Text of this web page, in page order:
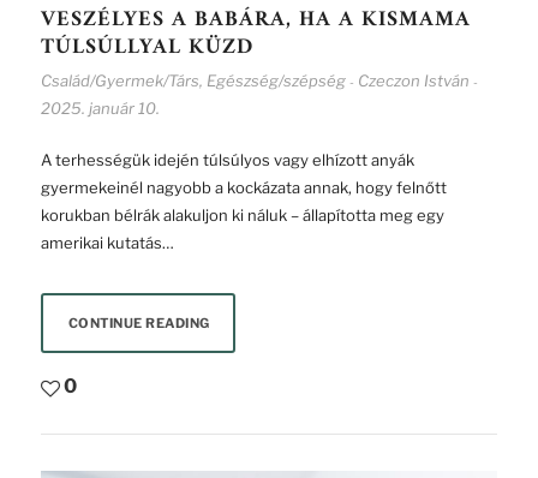
VESZÉLYES A BABÁRA, HA A KISMAMA
TÚLSÚLLYAL KÜZD
Család/Gyermek/Társ, Egészség/szépség - Czeczon István -
2025. január 10.
A terhességük idején túlsúlyos vagy elhízott anyák
gyermekeinél nagyobb a kockázata annak, hogy felnőtt
korukban bélrák alakuljon ki náluk – állapította meg egy
amerikai kutatás…
CONTINUE READING
0